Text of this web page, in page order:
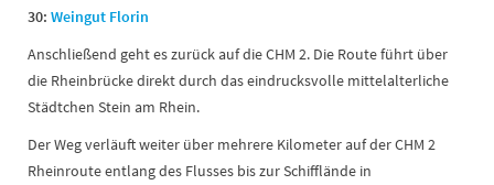
30: Weingut Florin
Anschließend geht es zurück auf die CHM 2. Die Route führt über
die Rheinbrücke direkt durch das eindrucksvolle mittelalterliche
Städtchen Stein am Rhein.
Der Weg verläuft weiter über mehrere Kilometer auf der CHM 2
Rheinroute entlang des Flusses bis zur Schifflände in